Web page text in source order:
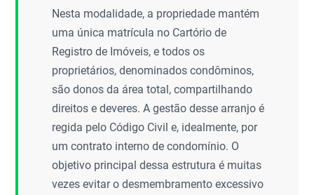
Nesta modalidade, a propriedade mantém
uma única matrícula no Cartório de
Registro de Imóveis, e todos os
proprietários, denominados condôminos,
são donos da área total, compartilhando
direitos e deveres. A gestão desse arranjo é
regida pelo Código Civil e, idealmente, por
um contrato interno de condomínio. O
objetivo principal dessa estrutura é muitas
vezes evitar o desmembramento excessivo